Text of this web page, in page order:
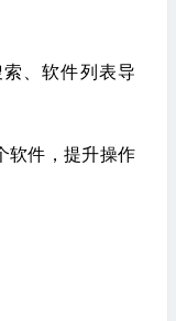
、软件列表导
软件，提升操作